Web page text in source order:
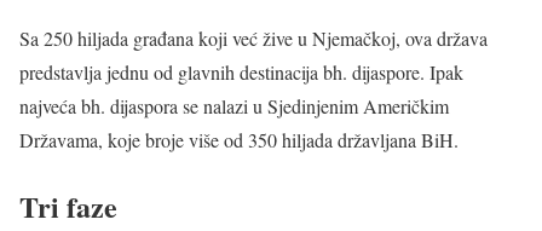
Sa 250 hiljada građana koji već žive u Njemačkoj, ova država
predstavlja jednu od glavnih destinacija bh. dijaspore. Ipak
najveća bh. dijaspora se nalazi u Sjedinjenim Američkim
Državama, koje broje više od 350 hiljada državljana BiH.
Tri faze